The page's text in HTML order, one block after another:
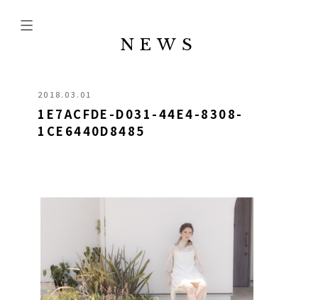
NEWS
2018.03.01
1E7ACFDE-D031-44E4-8308-
1CE6440D8485